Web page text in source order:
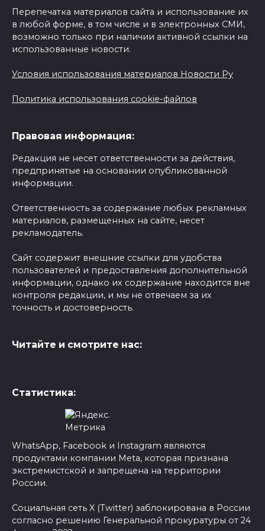
Перепечатка материалов сайта и использование их
в любой форме, в том числе и в электронных СМИ,
возможно только при наличии активной ссылки на
использованные новости.
Условия использования материалов Новости Ру
Политика использования cookie-файлов
Правовая информация:
Редакция не несет ответственности за действия,
предпринятые на основании опубликованной
информации.
Ответственность за содержание любых рекламных
материалов, размещенных на сайте, несет
рекламодатель.
Сайт содержит внешние ссылки для удобства
пользователей и предоставления дополнительной
информации, однако их содержание находится вне
контроля редакции, и мы не отвечаем за их
точность и достоверность.
Читайте и смотрите нас:
Статистика:
WhatsApp, Facebook и Instagram являются
продуктами компании Meta, которая признана
экстремистской и запрещена на территории
России.
Социальная сеть X (Twitter) заблокирована в России
согласно решению Генеральной прокуратуры от 24